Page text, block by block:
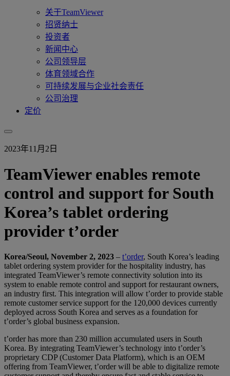
关于TeamViewer
招贤纳士
投资者
新闻中心
公司领导层
体育领域合作
可持续发展与企业社会责任
公司治理
定价
2023年11月2日
TeamViewer enables remote
control and support for South
Korea’s tablet ordering
provider t’order
Korea/Seoul, November 2, 2023 – t’order, South Korea’s leading
tablet ordering system provider for the hospitality industry, has
integrated TeamViewer’s remote connectivity solution into its
system to enable remote control and support for restaurant owners,
an industry first. This integration will allow t’order to provide stable
remote customer service support for the 120,000 devices currently
deployed across South Korea and serves as a foundation for
t’order’s global business expansion.
t’order has more than 230 million accumulated users in South
Korea. By integrating TeamViewer’s technology into t’order’s
proprietary CDP (Customer Data Platform), which is an OEM
offering from TeamViewer, t’order will be able to digitalize remote